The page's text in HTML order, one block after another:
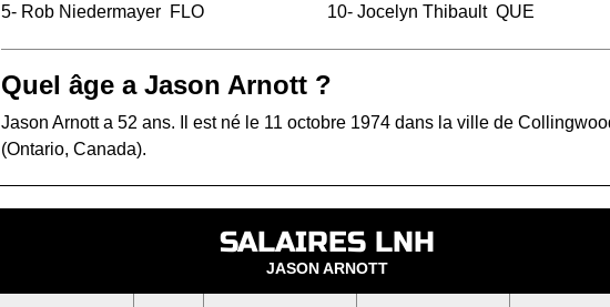
5- Rob Niedermayer FLO
10-Jocelyn Thibault QUE
Quel âge a Jason Arnott ?
Jason Arnott a 52 ans. Il est né le 11 octobre 1974 dans la ville de
(Ontario, Canada).
SALAIRES LNH
JASON ARNOTT